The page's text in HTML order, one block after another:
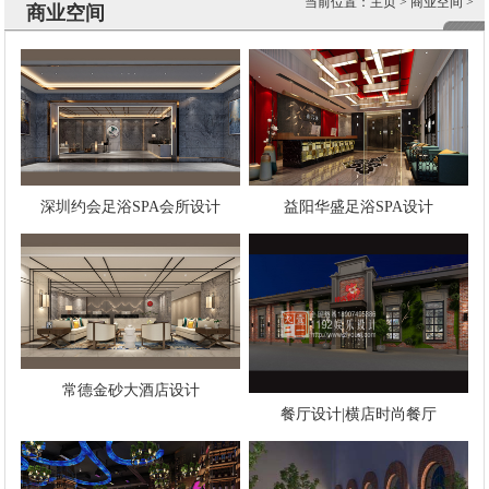
商业空间
深圳约会足浴SPA会所设计 益阳华盛足浴SPA设计
常德金砂大酒店设计
餐厅设计|横店时尚餐厅